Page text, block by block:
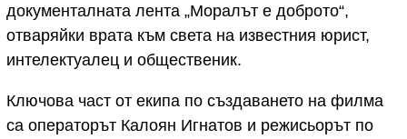
документалната лента „Моралът е доброто“,
отваряйки врата към света на известния юрист,
интелектуалец и общественик.
Ключова част от екипа по създаването на филма
са операторът Калоян Игнатов и режисьорът по